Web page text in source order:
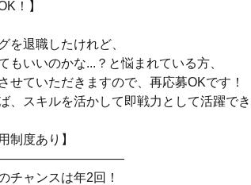
！】
を退職したけれど、
もいいのかな...？と悩まれている方、
せていただきますので、再応募OKです！
、スキルを活かして即戦力として活躍でき
制度あり】
チャンスは年2回！